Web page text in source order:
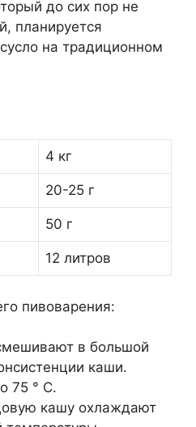
до сих пор не
планируется
на традиционном
4 кг
20-25 г
50 г
12 литров
пивоварения:
в большой
каши.
75 ° С.
кашу охлаждают